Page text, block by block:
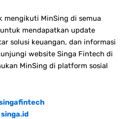
mengikuti MinSing di semua
mendapatkan update
solusi keuangan, dan informasi
website Singa Fintech di
MinSing di platform sosial
singa.id